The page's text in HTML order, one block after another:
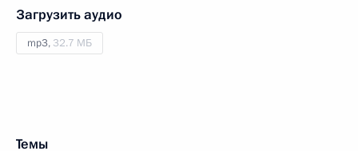
Загрузить аудио
mp3, 32.7 МБ
Темы